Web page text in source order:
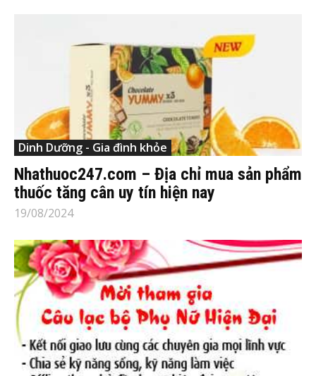
Dinh Dưỡng - Gia đình khỏe
Nhathuoc247.com – Địa chỉ mua sản phẩm
thuốc tăng cân uy tín hiện nay
19/08/2024